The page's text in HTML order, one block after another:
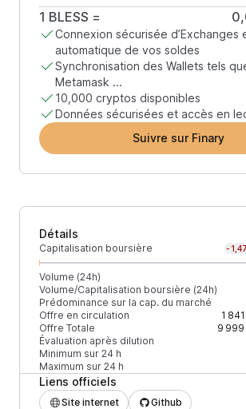
1 BLESS =
Connexion sécurisée d’Exchanges
automatique de vos soldes
Synchronisation des Wallets tels
Metamask ...
10,000 cryptos disponibles
Données sécurisées et accès en
Suivre sur Finary
Détails
Capitalisation boursière -
Volume (24h)
Volume/Capitalisation boursière (24h)
Prédominance sur la cap. du marché
Offre en circulation
1
Offre Totale
9
Évaluation après dilution
Minimum sur 24 h
Maximum sur 24 h
Liens officiels
Site internet Github